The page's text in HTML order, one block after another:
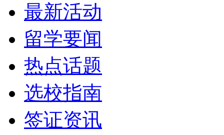
最新活动
留学要闻
热点话题
选校指南
签证资讯